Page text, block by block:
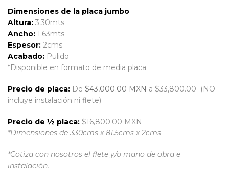
Dimensiones de la placa jumbo
Altura: 3.30mts
Ancho: 1.63mts
Espesor: 2cms
Acabado: Pulido
*Disponible en formato de media placa
Precio de placa: De $43,000.00 MXN a $33,800.00 (NO
incluye instalación ni flete)
Precio de ½ placa: $16,800.00 MXN
*Dimensiones de 330cms x 81.5cms x 2cms
*Cotiza con nosotros el flete y/o mano de obra e
instalación.